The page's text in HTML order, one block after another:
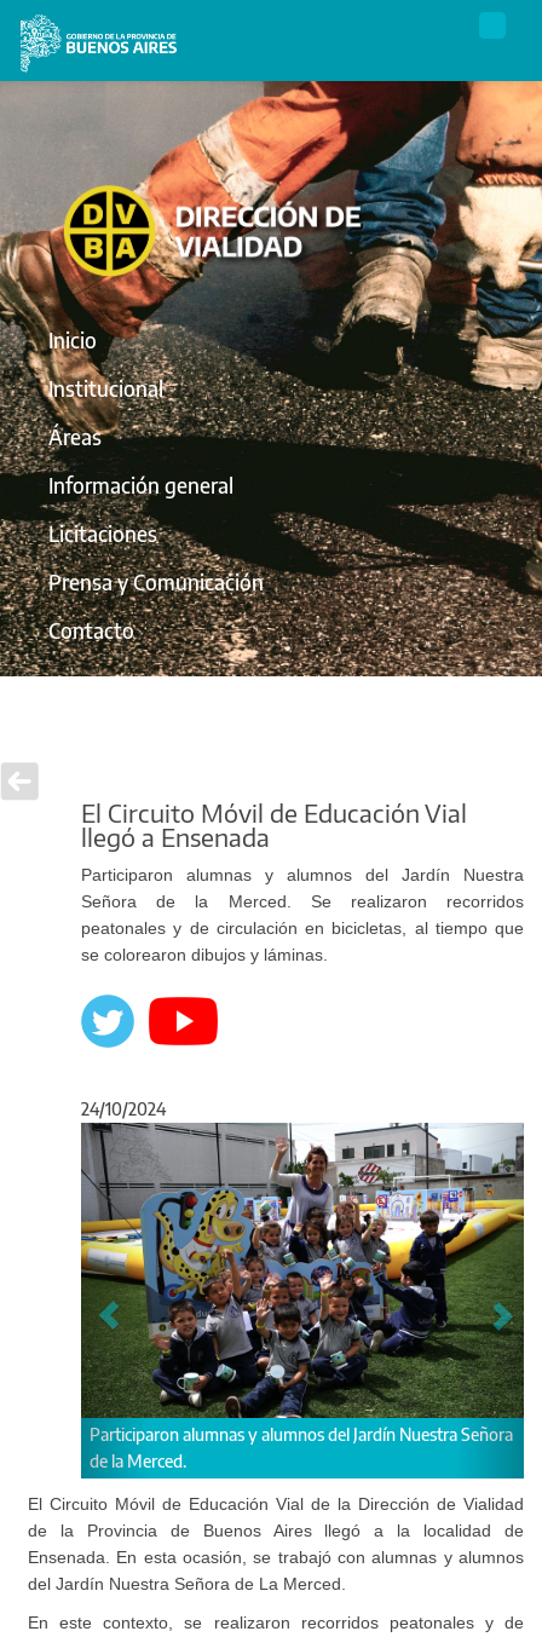
Inicio
Institucional
Áreas
Información general
Licitaciones
Prensa y Comunicación
Contacto
El Circuito Móvil de Educación Vial
llegó a Ensenada
Participaron alumnas y alumnos del Jardín Nuestra
Señora de la Merced. Se realizaron recorridos
peatonales y de circulación en bicicletas, al tiempo que
se colorearon dibujos y láminas.
24/10/2024
y alumnos del Jardín Nuestra Señora
Se realizaron recorridos
Anterior
El Circuito Móvil de Educación Vial de la Dirección de Vialidad
de la Provincia de Buenos Aires llegó a la localidad de
Ensenada. En esta ocasión, se trabajó con alumnas y alumnos
del Jardín Nuestra Señora de La Merced.
En este contexto, se realizaron recorridos peatonales y de